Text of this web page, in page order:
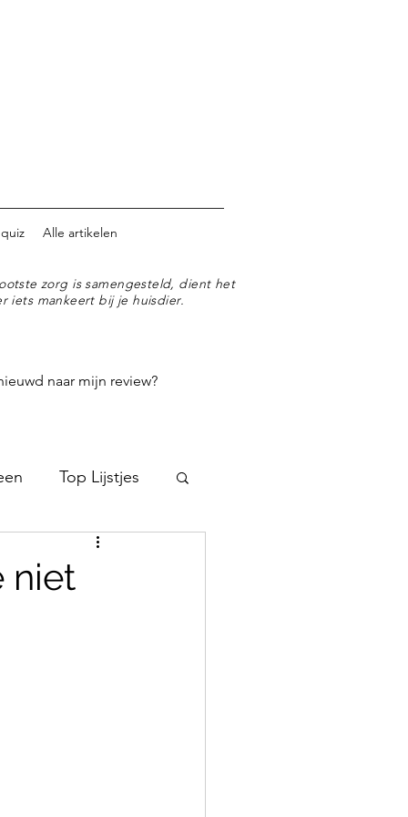
Alle artikelen
zorg is samengesteld, dient het
iets mankeert bij je huisdier.
naar mijn review?
Top Lijstjes
niet